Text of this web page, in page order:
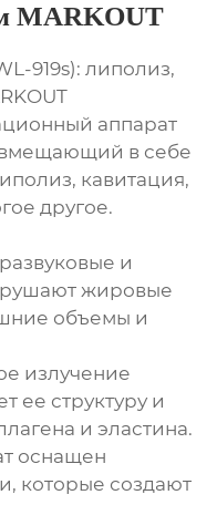
MARKOUT
919s): липолиз,
аппарат
в себе
кавитация,
другое.
и
жировые
объемы и
излучение
ее структуру и
и эластина.
оснащен
которые создают